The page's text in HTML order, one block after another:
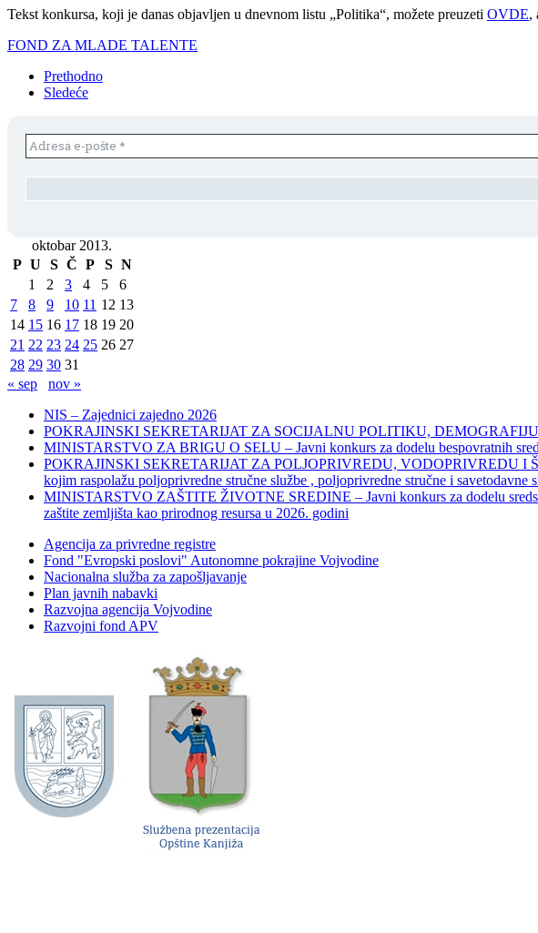
Tekst konkursa, koji je danas objavljen u dnevnom listu „Politika“, možete preuzeti OVDE,
FOND ZA MLADE TALENTE
Prethodno
Sledeće
oktobar 2013.
P U S Č P S N
1
2 3 4 5
6
7
8 9 10 11 12 13
14 15 16 17 18 19 20
21 22 23 24 25 26 27
28 29 30 31
« sep
nov »
NIS – Zajednici zajedno 2026
POKRAJINSKI SEKRETARIJAT ZA SOCIJALNU POLITIKU, DEMOGRAFIJU
MINISTARSTVO ZA BRIGU O SELU – Javni konkurs za dodelu bespovratnih
POKRAJINSKI SEKRETARIJAT ZA POLJOPRIVREDU, VODOPRIVREDU I
kojim raspolažu poljoprivredne stručne službe , poljoprivredne stručne i savetodavne
MINISTARSTVO ZAŠTITE ŽIVOTNE SREDINE – Javni konkurs za dodelu
zaštite zemljišta kao prirodnog resursa u 2026. godini
Agencija za privredne registre
Fond "Evropski poslovi" Autonomne pokrajine Vojvodine
Nacionalna služba za zapošljavanje
Plan javnih nabavki
Razvojna agencija Vojvodine
Razvojni fond APV